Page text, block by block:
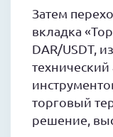
Затем
вкладка
DAR/USDT,
торговый
решение,